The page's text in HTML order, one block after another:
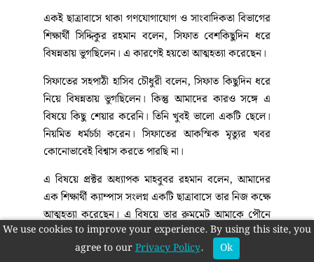
একই ছাত্রাবাসে থাকা গণযোগাযোগ ও সাংবাদিকতা বিভাগের
শিক্ষার্থী সিদ্দিকুর রহমান বলেন, সিফাত বেশকিছুদিন ধরে
বিষন্নতায় ভুগছিলেন। এ কারণেই হয়তো আত্মহত্যা করেছেন।
সিফাতের সহপাঠী হাসিব চৌধুরী বলেন, সিফাত কিছুদিন ধরে
নিয়ে বিষন্নতায় ভুগছিলেন। কিন্তু আমাদের কারও সঙ্গে এ
বিষয়ে কিছু শেয়ার করেনি। তিনি খুবই ভালো একটি ছেলে।
নিয়মিত ধর্মচর্চা করেন। সিফাতের আকস্মিক মৃত্যুর খবর
কোনোভাবেই বিশ্বাস করতে পারছি না।
এ বিষয়ে প্রক্টর অধ্যাপক মাহবুবর রহমান বলেন, আমাদের
এক শিক্ষার্থী ক্যাম্পাস সংলগ্ন একটি ছাত্রাবাসে তার নিজ কক্ষে
আত্মহত্যা করেছেন। এ বিষয়ে তার রুমমেট আমাকে পৌনে
৬টার দিকে কল করে। ঘটনা শোনামাত্র আমি থানা পুলিশকে
কল করি এবং সেখানে গিয়ে দেখি গলায় গামছা পেঁচিয়ে সিলিং
We use cookies to improve your experience. By using this site, you
agree to ourPrivacy Policy. Ok